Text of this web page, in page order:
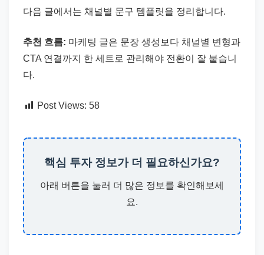
다음 글에서는 채널별 문구 템플릿을 정리합니다.
추천 흐름: 마케팅 글은 문장 생성보다 채널별 변형과
CTA 연결까지 한 세트로 관리해야 전환이 잘 붙습니
다.
Post Views: 58
핵심 투자 정보가 더 필요하신가요?
아래 버튼을 눌러 더 많은 정보를 확인해보세
요.